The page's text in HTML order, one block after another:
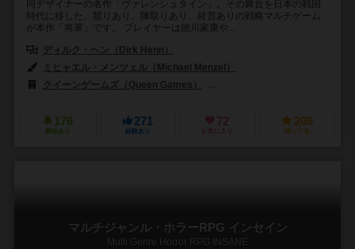
同デザイナーの名作「ヴァレンシュタイン」。その舞台を日本の戦国
時代に移した、競りあり、陣取りあり、経営ありの戦略マルチゲーム
が本作「将軍」です。 プレイヤーは徳川家康や...
ディルク・ヘン（Dirk Henn）
ミヒャエル・メンツェル（Michael Menzel）
クイーンゲームズ（Queen Games）
176
興味あり
271
経験あり
72
お気に入り
209
持ってる
マルチジャンル・ホラーRPG インセイン
Multi Genre Horror RPG INSANE